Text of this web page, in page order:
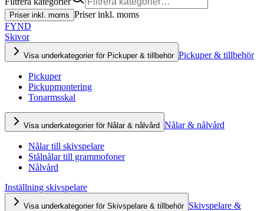
Priser inkl. moms Priser inkl. moms
FYND
Skivor
Visa underkategorier för Pickuper & tillbehör Pickuper & tillbehör
Pickuper
Pickupmontering
Tonarmsskal
Visa underkategorier för Nålar & nålvård Nålar & nålvård
Nålar till skivspelare
Stålnålar till grammofoner
Nålvård
Inställning skivspelare
Visa underkategorier för Skivspelare & tillbehör Skivspelare &